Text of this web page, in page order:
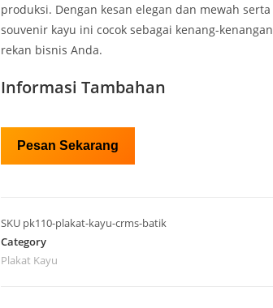
produksi. Dengan kesan elegan dan mewah
souvenir kayu ini cocok sebagai kenang-
rekan bisnis Anda.
Informasi Tambahan
Pesan Sekarang
SKU pk110-plakat-kayu-crms-batik
Category
Plakat Kayu